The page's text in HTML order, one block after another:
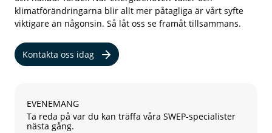
klimatförändringarna blir allt mer påtagliga är vårt syfte
viktigare än någonsin. Så låt oss se framåt tillsammans.
Kontakta oss idag
EVENEMANG
Ta reda på var du kan träffa våra SWEP-specialister
nästa gång.